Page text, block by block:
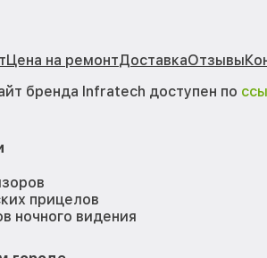
Цена на ремонтДоставкаОтзывы
бренда Infratech доступен по
прицелов
ночного видения